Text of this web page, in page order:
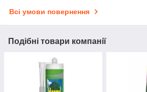
Всі умови повернення
Подібні товари компанії